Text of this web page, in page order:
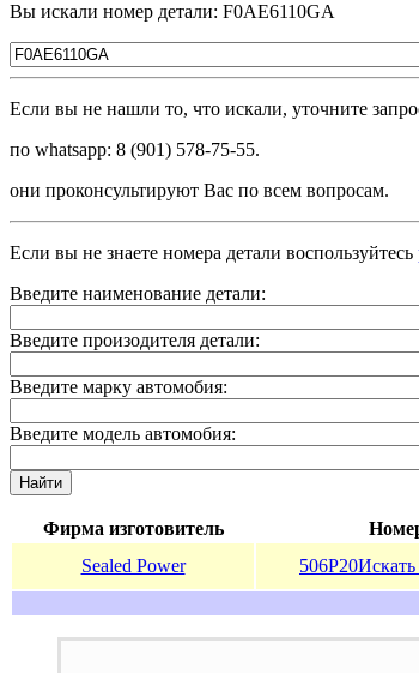
Вы искали номер детали: F0AE6110GA
Если вы не нашли то, что искали, уточните
по whatsapp: 8 (901) 578-75-55.
они проконсультируют Вас по всем вопросам.
Если вы не знаете номера детали воспользуйтесь
Введите наименование детали:
Введите произодителя детали:
Введите марку автомобия:
Введите модель автомобия:
Найти
Фирма изготовитель
Sealed Power
506P20